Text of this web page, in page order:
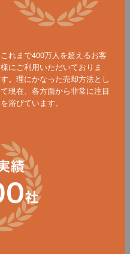
これまで400万人を超えるお客
様にご利用いただいておりま
す。理にかなった売却方法とし
て現在、各方面から非常に注目
を浴びています。